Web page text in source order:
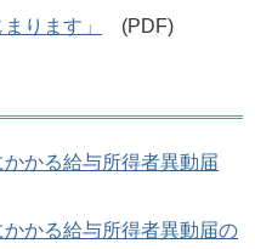
ります」
(PDF)
かる給与所得者異動届
かる給与所得者異動届の